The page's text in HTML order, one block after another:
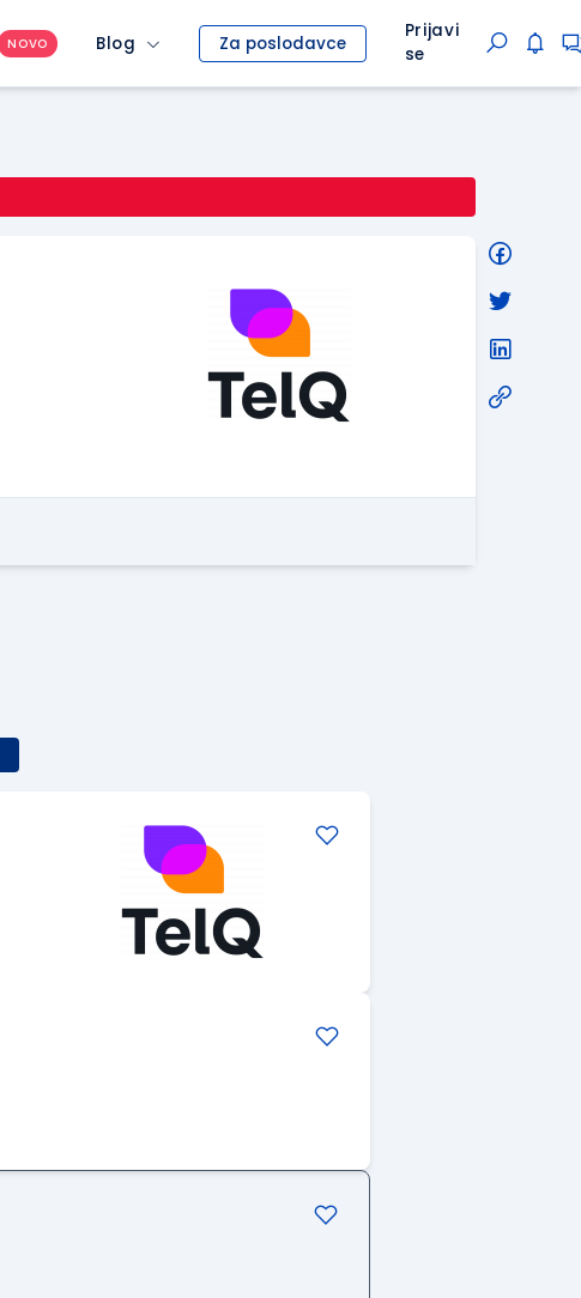
NOVO Blog Za poslodavce
Prijavi
se